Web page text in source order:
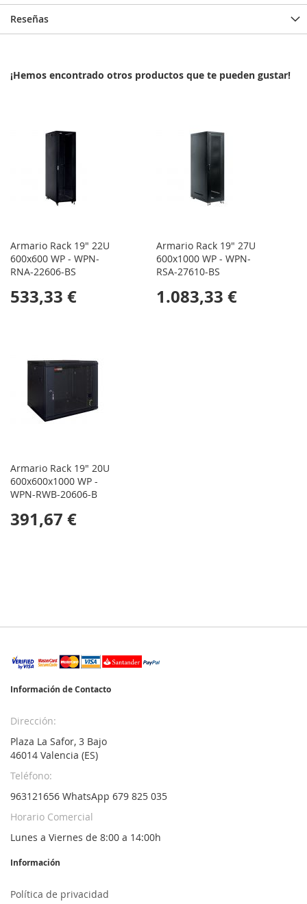
Reseñas
¡Hemos encontrado otros productos que te pueden gustar!
Armario Rack 19" 22U
600x600 WP - WPN-
RNA-22606-BS
533,33 €
Armario Rack 19" 27U
600x1000 WP - WPN-
RSA-27610-BS
1.083,33 €
Armario Rack 19" 20U
600x600x1000 WP -
WPN-RWB-20606-B
391,67 €
Información de Contacto
Dirección:
Plaza La Safor, 3 Bajo
46014 Valencia (ES)
Teléfono:
963121656 WhatsApp 679 825 035
Horario Comercial
Lunes a Viernes de 8:00 a 14:00h
Información
Política de privacidad